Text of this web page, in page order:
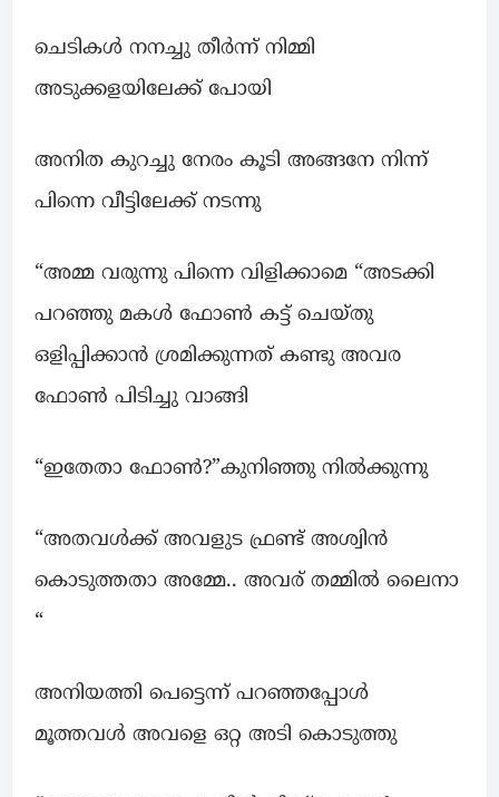
ചെടികൾ നനച്ചു തീർന്ന് നിമ്മി
അടുക്കളയിലേക്ക് പോയി
അനിത കുറച്ചു നേരം കൂടി അങ്ങനേ നിന്ന്
പിന്നെ വീട്ടിലേക്ക് നടന്നു
“അമ്മ വരുന്നു പിന്നെ വിളിക്കാമെ “അടക്കി
പറഞ്ഞു മകൾ ഫോൺ കട്ട്‌ ചെയ്തു
ഒളിപ്പിക്കാൻ ശ്രമിക്കുന്നത് കണ്ടു അവര
ഫോൺ പിടിച്ചു വാങ്ങി
“ഇതേതാ ഫോൺ?”കുനിഞ്ഞു നിൽക്കുന്നു
“അതവൾക്ക് അവളുട ഫ്രണ്ട് അശ്വിൻ
കൊടുത്തതാ അമ്മേ.. അവര് തമ്മിൽ ലൈനാ
“
അനിയത്തി പെട്ടെന്ന് പറഞ്ഞപ്പോൾ
മൂത്തവൾ അവളെ ഒറ്റ അടി കൊടുത്തു